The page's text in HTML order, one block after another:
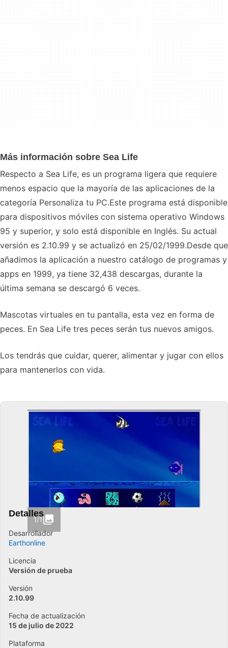
Más información sobre Sea Life
Respecto a Sea Life, es un programa ligera que requiere
menos espacio que la mayoría de las aplicaciones de la
categoría Personaliza tu PC.Este programa está disponible
para dispositivos móviles con sistema operativo Windows
95 y superior, y solo está disponible en Inglés. Su actual
versión es 2.10.99 y se actualizó en 25/02/1999.Desde que
añadimos la aplicación a nuestro catálogo de programas y
apps en 1999, ya tiene 32,438 descargas, durante la
última semana se descargó 6 veces.
Mascotas virtuales en tu pantalla, esta vez en forma de
peces. En Sea Life tres peces serán tus nuevos amigos.
Los tendrás que cuidar, querer, alimentar y jugar con ellos
para mantenerlos con vida.
1/1
Detalles
Desarrollador
Earthonline
Licencia
Versión de prueba
Versión
2.10.99
Fecha de actualización
15 de julio de 2022
Plataforma